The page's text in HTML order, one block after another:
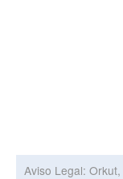
Aviso Legal: